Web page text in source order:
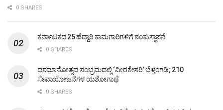
0 SHARES
ಕರ್ನಾಟಕದ 25 ಹೆದ್ದಾರಿ ಕಾಮಗಾರಿಗಳಿಗೆ ಶಂಕುಸ್ಥಾಪನೆ
0 SHARES
ದಶಮಾನೋತ್ಸವ ಸಂಭ್ರಮದಲ್ಲಿ ‘ವೀರಕೇಸರಿ’ ಬೆಳ್ತಂಗಡಿ; 210
ಸೇವಾಯೋಜನೆಗಳ ಯಶೋಗಾಥೆ
0 SHARES